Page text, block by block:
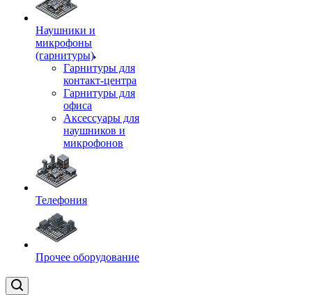
Наушники и
микрофоны
(гарнитуры)
Гарнитуры для
контакт-центра
Гарнитуры для
офиса
Аксессуары для
наушников и
микрофонов
Телефония
Прочее оборудование